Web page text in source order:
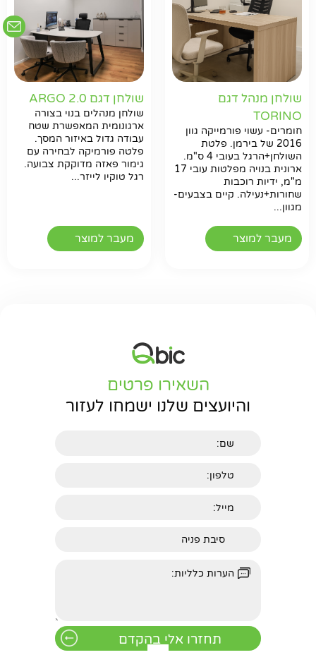
שולחן מנהל דגם
TORINO
חומרים- עשוי פורמייקה גוון
2016 של בירמן. פלטת
השולחן+הרגל בעובי 4 ס"מ.
ארונית בנויה מפלטות עובי 17
מ"מ, ידיות רוכבות
שחורות+נעילה. קיים בצבעים-
מגוון...
מעבר למוצר
שולחן דגם ARGO 2.0
שולחן מנהלים בנוי בצורה
ארגונומית המאפשרת שטח
עבודה גדול באיזור המסך.
פלטה פורמיקה לבחירה עם
גימור פאזה מדוקקת צבועה.
רגל טוקיו לייזר...
מעבר למוצר
השאירו פרטים
והיועצים שלנו ישמחו לעזור